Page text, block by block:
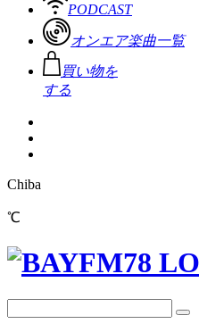
PODCAST
オンエア楽曲一覧
買い物を
する
Chiba
℃